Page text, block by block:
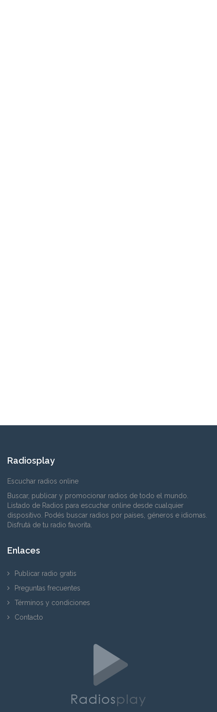
Radiosplay
Escuchar radios online
Buscar, publicar y promocionar radios de todo el mundo.
Listado de Radios para escuchar online desde cualquier
dispositivo. Podés buscar radios por países, géneros e idiomas.
Disfrutá de tu radio favorita.
Enlaces
Publicar radio gratis
Preguntas frecuentes
Términos y condiciones
Contacto